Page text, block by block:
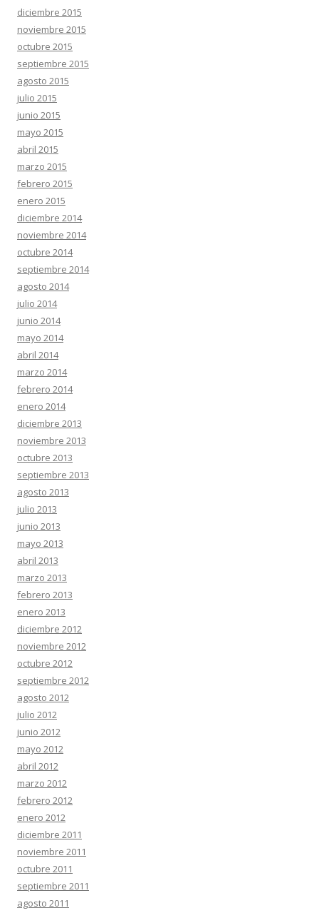
diciembre 2015
noviembre 2015
octubre 2015
septiembre 2015
agosto 2015
julio 2015
junio 2015
mayo 2015
abril 2015
marzo 2015
febrero 2015
enero 2015
diciembre 2014
noviembre 2014
octubre 2014
septiembre 2014
agosto 2014
julio 2014
junio 2014
mayo 2014
abril 2014
marzo 2014
febrero 2014
enero 2014
diciembre 2013
noviembre 2013
octubre 2013
septiembre 2013
agosto 2013
julio 2013
junio 2013
mayo 2013
abril 2013
marzo 2013
febrero 2013
enero 2013
diciembre 2012
noviembre 2012
octubre 2012
septiembre 2012
agosto 2012
julio 2012
junio 2012
mayo 2012
abril 2012
marzo 2012
febrero 2012
enero 2012
diciembre 2011
noviembre 2011
octubre 2011
septiembre 2011
agosto 2011